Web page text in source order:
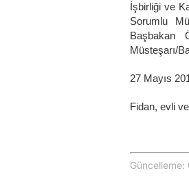
İşbirliği ve
Sorumlu
Başbakan
Müsteşarı/
27 Mayıs
Fidan, evli